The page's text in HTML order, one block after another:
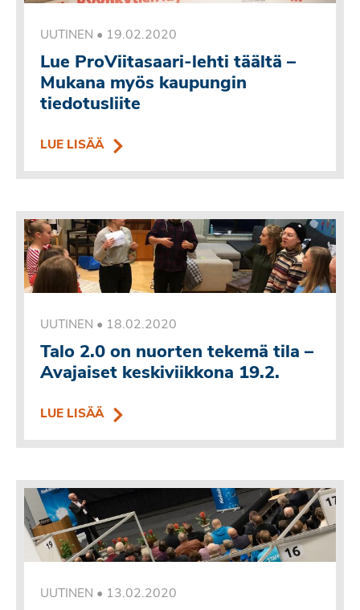
UUTINEN • 19.02.2020
Lue ProViitasaari-lehti täältä –
Mukana myös kaupungin
tiedotusliite
LUE LISÄÄ
UUTINEN • 18.02.2020
Talo 2.0 on nuorten tekemä tila –
Avajaiset keskiviikkona 19.2.
LUE LISÄÄ
UUTINEN • 13.02.2020